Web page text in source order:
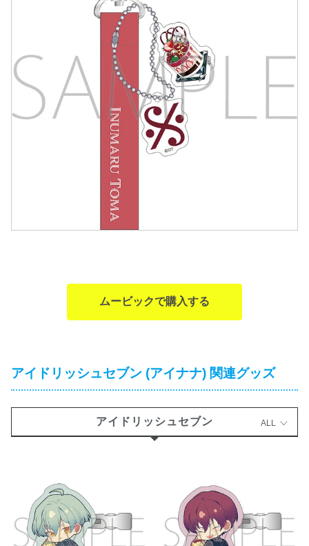
ムービックで購入する
アイドリッシュセブン (アイナナ) 関連グッズ
アイドリッシュセブン ALL